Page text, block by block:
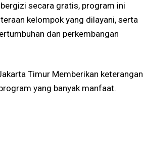
secara gratis, program ini
kelompok yang dilayani, serta
dan perkembangan
Timur Memberikan keterangan
yang banyak manfaat.